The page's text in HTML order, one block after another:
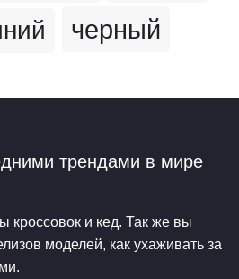
черный
трендами в мире
кроссовок и кед. Так же вы
моделей, как ухаживать за